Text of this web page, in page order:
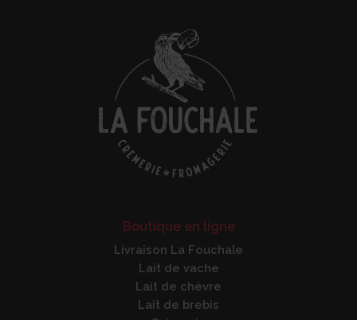
Boutique en ligne
Livraison La Fouchale
Lait de vache
Lait de chèvre
Lait de brebis